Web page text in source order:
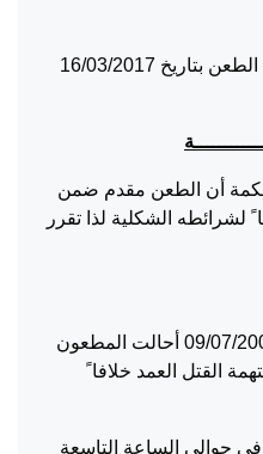
تبلغ وكيل المطعون ضده لائحة الطعن بتاريخ 16/03/2017
أن الطعن مقدم ضمن
لشرائطه الشكلية لذا تقرر
نجد أن النيابة العامة وبتاريخ 09/07/2007 أحالت المطعون
القتل العمد خلافا
حوالي الساعة التاسعة